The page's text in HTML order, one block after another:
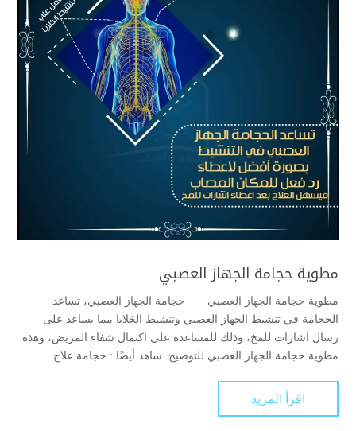
مطوية حجامة الجهاز العصبي
مطوية حجامة الجهاز العصبي حجامة الجهاز العصبي، تساعد
الحجامة في تنشيط الجهاز العصبي وتنشيط الخلايا مما يساعد على
رسال اشارات للمخ، وذلك للمساعدة على اكتمال شفاء المريض، وهذه
مطوية حجامة الجهاز العصبي للتوضيح. شاهد أيضًا : حجامة علاج...
اقرأ المزيد